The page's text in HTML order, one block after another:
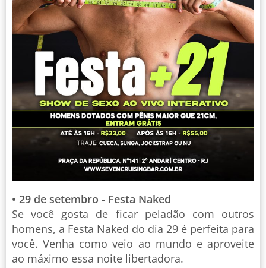
• 29 de setembro - Festa Naked
Se você gosta de ficar peladão com outros
homens, a Festa Naked do dia 29 é perfeita para
você. Venha como veio ao mundo e aproveite
ao máximo essa noite libertadora.